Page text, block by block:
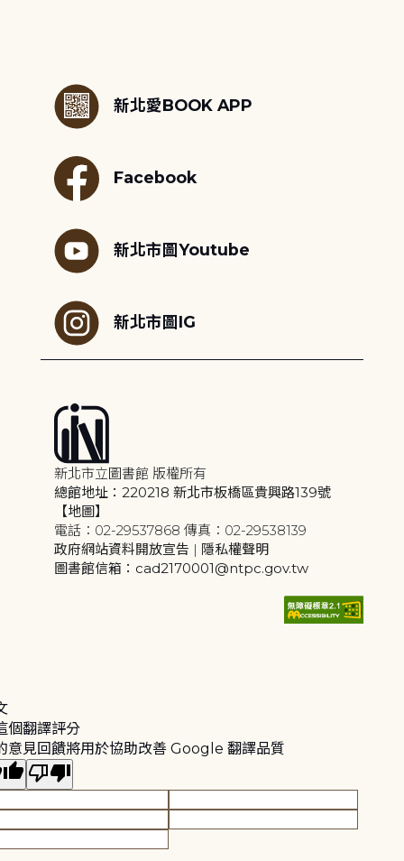
新北愛BOOK APP
Facebook
新北市圖Youtube
新北市圖IG
新北市立圖書館 版權所有
總館地址：220218 新北市板橋區貴興路139號
【地圖】
電話：02-29537868 傳真：02-29538139
政府網站資料開放宣告 | 隱私權聲明
圖書館信箱：cad2170001@ntpc.gov.tw
個翻譯評分
意見回饋將用於協助改善 Google 翻譯品質